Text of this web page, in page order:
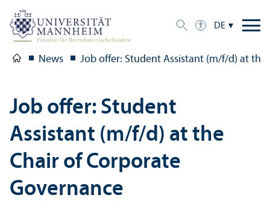
DE
News Job offer: Student Assistant (m/f/d) at
Job offer: Student
Assistant (m/f/d) at the
Chair of Corporate
Governance